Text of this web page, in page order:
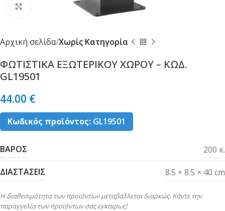
Κλικ για μεγέθυνση
Αρχική σελίδα Χωρίς Κατηγορία
ΦΩΤΙΣΤΙΚΑ ΕΞΩΤΕΡΙΚΟΥ ΧΩΡΟΥ – ΚΩΔ.
GL19501
44.00 €
Κωδικός προϊόντος: GL19501
ΒΑΡΟΣ 200 κ.
ΔΙΑΣΤΑΣΕΙΣ 8.5 × 8.5 × 40 cm
Η διαθεσιμότητα των προϊόντων μεταβάλλεται διαρκώς. Κάντε την
παραγγελία των προϊόντων σας εγκαίρως!